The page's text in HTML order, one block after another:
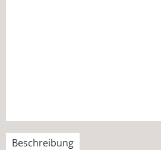
Beschreibung